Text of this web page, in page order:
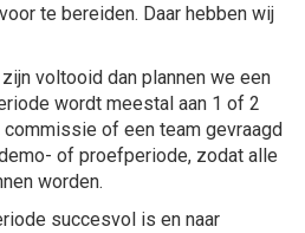
te bereiden. Daar hebben wij
voltooid dan plannen we een
wordt meestal aan 1 of 2
of een team gevraagd
of proefperiode, zodat alle
worden.
succesvol is en naar